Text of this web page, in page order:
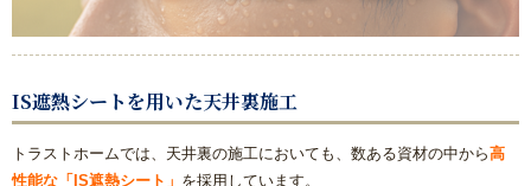
【マンション向け】大特価セット
【数量限定3台】大特価キッチン
IS遮熱シートを用いた天井裏施工
トラストホームでは、天井裏の施工においても、数ある資材の中から高
性能な「IS遮熱シート」 を採用しています。